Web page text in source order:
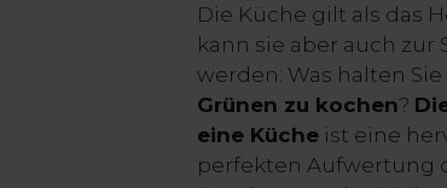
Die Küche gilt als das
kann sie aber auch zur
werden: Was halten
Grünen zu kochen?
eine Kücheist eine
perfekten Aufwertung